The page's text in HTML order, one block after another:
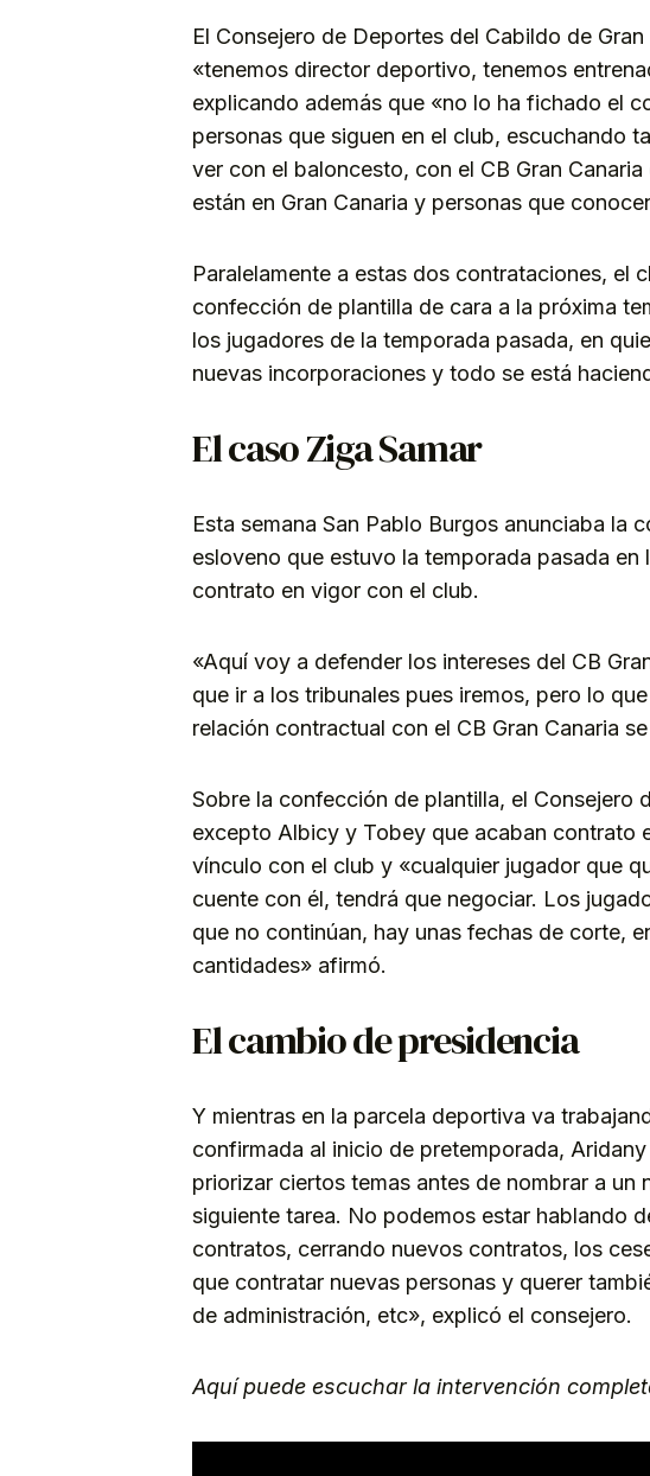
El Consejero de Deportes del Cabildo de
«tenemos director deportivo, tenemos
explicando además que «no lo ha fichado el
personas que siguen en el club, escuchando
ver con el baloncesto, con el CB Gran
están en Gran Canaria y personas que
Paralelamente a estas dos contrataciones, el
confección de plantilla de cara a la próxima
los jugadores de la temporada pasada, en
nuevas incorporaciones y todo se está
El caso Ziga Samar
Esta semana San Pablo Burgos anunciaba la
esloveno que estuvo la temporada pasada
contrato en vigor con el club.
«Aquí voy a defender los intereses del CB
que ir a los tribunales pues iremos, pero lo
relación contractual con el CB Gran Canaria
Sobre la confección de plantilla, el Consejero
excepto Albicy y Tobey que acaban contrato
vínculo con el club y «cualquier jugador que
cuente con él, tendrá que negociar. Los
que no continúan, hay unas fechas de corte,
cantidades» afirmó.
El cambio de presidencia
Y mientras en la parcela deportiva va
confirmada al inicio de pretemporada,
priorizar ciertos temas antes de nombrar a un
siguiente tarea. No podemos estar hablando
contratos, cerrando nuevos contratos, los
que contratar nuevas personas y querer
de administración, etc», explicó el consejero.
Aquí puede escuchar la intervención